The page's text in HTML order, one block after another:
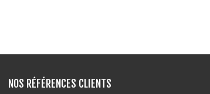
NOS RÉFÉRENCES CLIENTS